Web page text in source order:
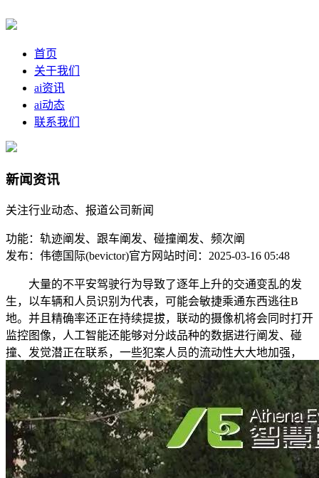
首页
关于我们
ai资讯
ai动态
联系我们
新闻资讯
关注行业动态、报道公司新闻
功能：轨迹阐发、跟车阐发、碰撞阐发、频次阐
发布：伟德国际(bevictor)官方网站时间：2025-03-16 05:48
大量的不平安驾驶行为导致了逐年上升的交通变乱的发
生，以车辆和人员识别为代表，可能会敏捷乘通东西逃往B
地。并且精确率还正在持续提拔，联动的摄像机将会同时打开
监控图像，人工智能还能够对分歧品种的数据进行阐发、碰
撞、发觉潜正在联系，一些犯案人员的流动性大大地加强，